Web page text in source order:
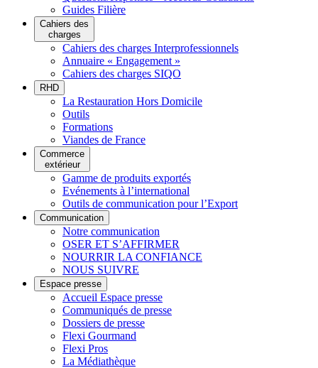
Guides Filière
Cahiers des
charges
Cahiers des charges Interprofessionnels
Annuaire « Engagement »
Cahiers des charges SIQO
RHD
La Restauration Hors Domicile
Outils
Formations
Viandes de France
Commerce
extérieur
Gamme de produits exportés
Evénements à l’international
Outils de communication pour l’Export
Communication
Notre communication
OSER ET S’AFFIRMER
NOURRIR LA CONFIANCE
NOUS SUIVRE
Espace presse
Accueil Espace presse
Communiqués de presse
Dossiers de presse
Flexi Gourmand
Flexi Pros
La Médiathèque